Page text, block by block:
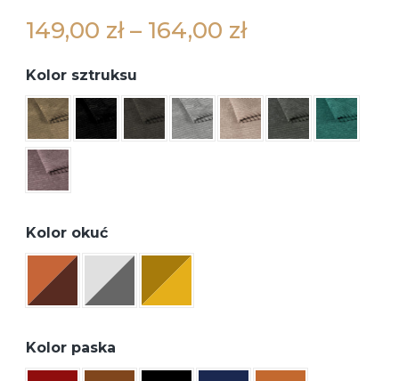
149,00 zł– 164,00 zł
Kolor sztruksu
Kolor okuć
Kolor paska